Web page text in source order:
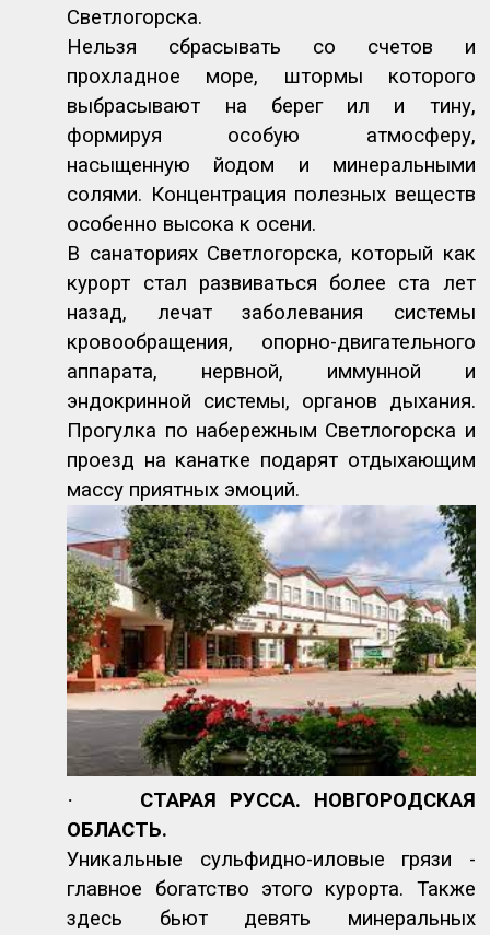
Светлогорска.
Нельзя сбрасывать со счетов и
прохладное море, штормы которого
выбрасывают на берег ил и тину,
формируя особую атмосферу,
насыщенную йодом и минеральными
солями. Концентрация полезных веществ
особенно высока к осени.
В санаториях Светлогорска, который как
курорт стал развиваться более ста лет
назад, лечат заболевания системы
кровообращения, опорно-двигательного
аппарата, нервной, иммунной и
эндокринной системы, органов дыхания.
Прогулка по набережным Светлогорска и
проезд на канатке подарят отдыхающим
массу приятных эмоций.
·
СТАРАЯ РУССА. НОВГОРОДСКАЯ
ОБЛАСТЬ.
Уникальные сульфидно-иловые грязи -
главное богатство этого курорта. Также
здесь бьют девять минеральных